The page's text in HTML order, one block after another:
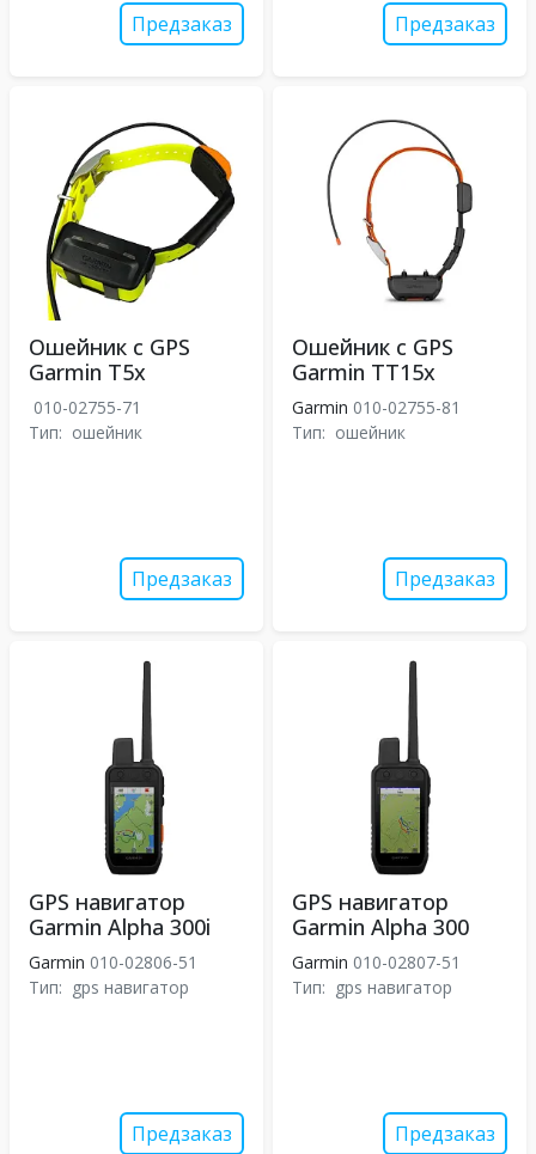
Предзаказ Предзаказ
Ошейник с GPS
Garmin T5x
010-02755-71
Тип: ошейник
Предзаказ
Ошейник с GPS
Garmin TT15x
Garmin 010-02755-81
Тип: ошейник
Предзаказ
GPS навигатор
Garmin Alpha 300i
Garmin 010-02806-51
Тип: gps навигатор
Предзаказ
GPS навигатор
Garmin Alpha 300
Garmin 010-02807-51
Тип: gps навигатор
Предзаказ